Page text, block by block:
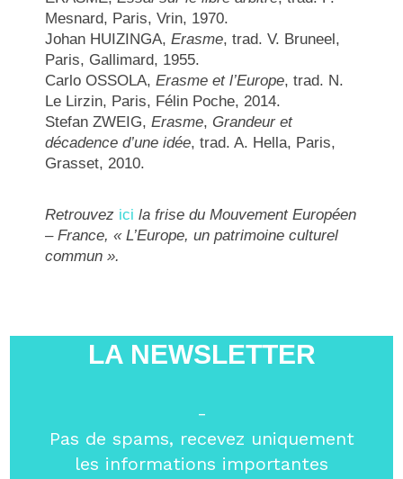
Mesnard, Paris, Vrin, 1970.
Johan HUIZINGA,Erasme, trad. V. Bruneel,
Paris, Gallimard, 1955.
Carlo OSSOLA,Erasme et l’Europe, trad. N.
Le Lirzin, Paris, Félin Poche, 2014.
Stefan ZWEIG,Erasme, Grandeur et
décadence d’une idée, trad. A. Hella, Paris,
Grasset, 2010.
Retrouvez icila frise du Mouvement Européen
– France, « L’Europe, un patrimoine culturel
commun ».
LA NEWSLETTER
-
Pas de spams, recevez uniquement
les informations importantes